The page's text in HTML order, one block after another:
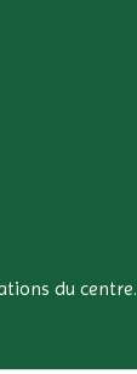
du centre.